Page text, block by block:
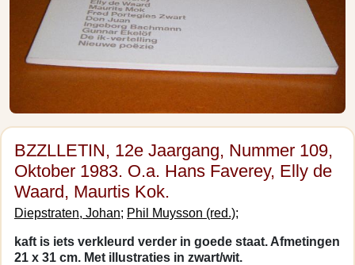
BZZLLETIN, 12e Jaargang, Nummer 109,
Oktober 1983. O.a. Hans Faverey, Elly de
Waard, Maurtis Kok.
Diepstraten, Johan; Phil Muysson (red.);
kaft is iets verkleurd verder in goede staat. Afmetingen
21 x 31 cm. Met illustraties in zwart/wit.